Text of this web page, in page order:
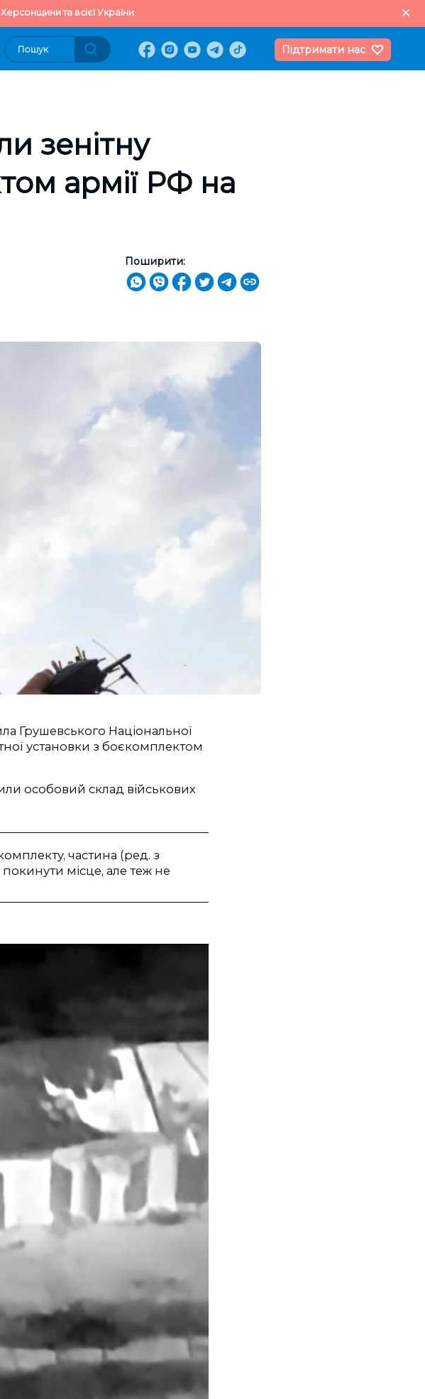
та всієї України.
Підтримати нас
зенітну
армії РФ на
Поширити:
Грушевського Національної
установки з боєкомплектом
особовий склад військових
частина (ред. з
місце, але теж не